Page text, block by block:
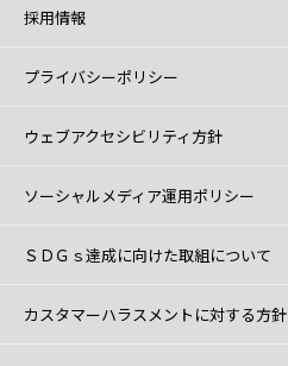
採用情報
プライバシーポリシー
ウェブアクセシビリティ方針
ソーシャルメディア運用ポリシー
ＳＤＧｓ達成に向けた取組について
カスタマーハラスメントに対する方針